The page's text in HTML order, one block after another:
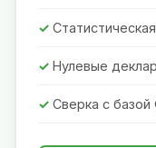
Нулевые
Сверка с